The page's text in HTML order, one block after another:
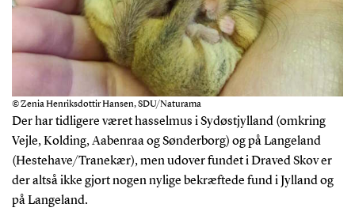
© Zenia Henriksdottir Hansen, SDU/Naturama
Der har tidligere været hasselmus i Sydøstjylland (omkring
Vejle, Kolding, Aabenraa og Sønderborg) og på Langeland
(Hestehave/Tranekær), men udover fundet i Draved Skov er
der altså ikke gjort nogen nylige bekræftede fund i Jylland og
på Langeland.